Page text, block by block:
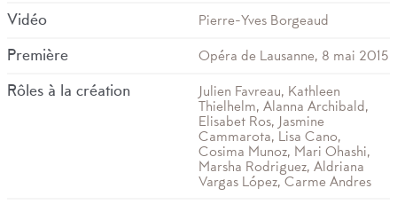
Vidéo Pierre-Yves Borgeaud
Première Opéra de Lausanne, 8 mai 2015
Rôles à la création
Julien Favreau, Kathleen
Thielhelm, Alanna Archibald,
Elisabet Ros, Jasmine
Cammarota, Lisa Cano,
Cosima Munoz, Mari Ohashi,
Marsha Rodriguez, Aldriana
Vargas López, Carme Andres